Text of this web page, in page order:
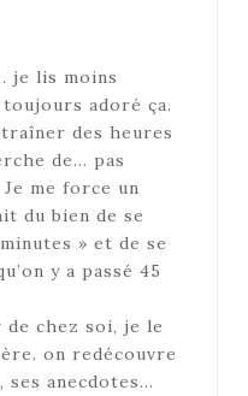
je lis moins
adoré ça.
des heures
de… pas
me force un
du bien de se
» et de se
y a passé 45
de chez soi, je le
on redécouvre
ses anecdotes…